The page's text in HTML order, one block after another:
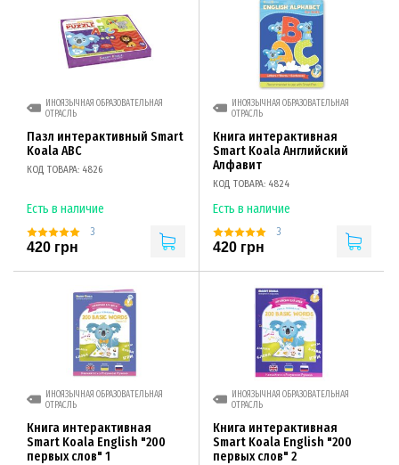
ИНОЯЗЫЧНАЯ ОБРАЗОВАТЕЛЬНАЯ
ОТРАСЛЬ
Пазл интерактивный Smart
Koala ABC
КОД ТОВАРА: 4826
Есть в наличие
3
420 грн
ИНОЯЗЫЧНАЯ ОБРАЗОВАТЕЛЬНАЯ
ОТРАСЛЬ
Книга интерактивная
Smart Koala Английский
Алфавит
КОД ТОВАРА: 4824
Есть в наличие
3
420 грн
ИНОЯЗЫЧНАЯ ОБРАЗОВАТЕЛЬНАЯ
ОТРАСЛЬ
Книга интерактивная
Smart Koala English "200
первых слов" 1
ИНОЯЗЫЧНАЯ ОБРАЗОВАТЕЛЬНАЯ
ОТРАСЛЬ
Книга интерактивная
Smart Koala English "200
первых слов" 2